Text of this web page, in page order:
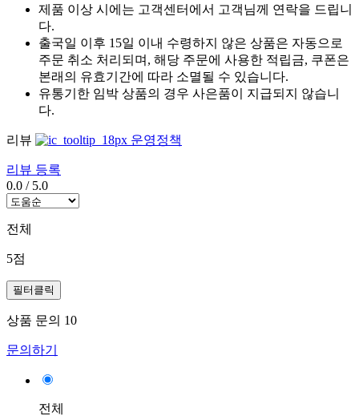
제품 이상 시에는 고객센터에서 고객님께 연락을 드립니
다.
출국일 이후 15일 이내 수령하지 않은 상품은 자동으로
주문 취소 처리되며, 해당 주문에 사용한 적립금, 쿠폰은
본래의 유효기간에 따라 소멸될 수 있습니다.
유통기한 임박 상품의 경우 사은품이 지급되지 않습니
다.
리뷰 운영정책
리뷰 등록
0.0 / 5.0
전체
5점
필터클릭
상품 문의 10
문의하기
전체